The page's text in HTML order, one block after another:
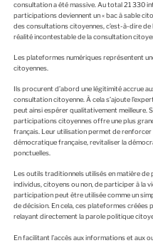
consultation a été massive. Au total 21 330
participations deviennent un « bac à sable
des consultations citoyennes, c’est-à-dire
réalité incontestable de la consultation
Les plateformes numériques représentent
citoyennes.
Ils procurent d’abord une légitimité accrue
consultation citoyenne. À cela s’ajoute
peut ainsi espérer qualitativement meilleure.
participations citoyennes offre une plus
français. Leur utilisation permet de
démocratique française, revitaliser la
ponctuelles.
Les outils traditionnels utilisés en matière
individus, citoyens ou non, de participer à la
participation peut être utilisée comme un
de décision. En cela, ces plateformes créées
relayant directement la parole politique
En facilitant l’accès aux informations et aux